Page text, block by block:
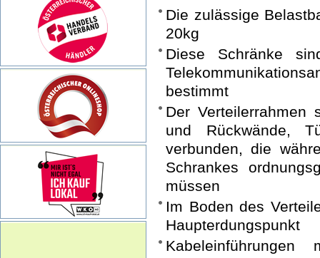
Die zulässige
20kg
Diese Schränke
bestimmt
Der Verteilerrahmen
und Rückwände,
verbunden, die
Schrankes
müssen
Im Boden des
Haupterdungspunkt
Kabeleinführungen